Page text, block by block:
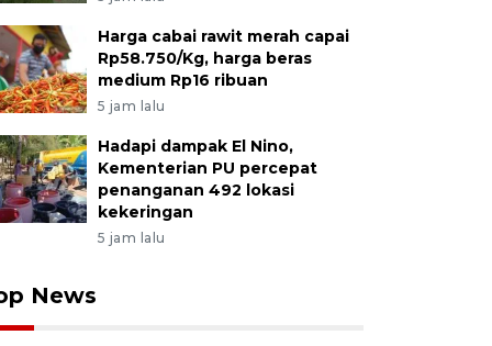
Harga cabai rawit merah capai
Rp58.750/Kg, harga beras
medium Rp16 ribuan
5 jam lalu
Hadapi dampak El Nino,
Kementerian PU percepat
penanganan 492 lokasi
kekeringan
5 jam lalu
News